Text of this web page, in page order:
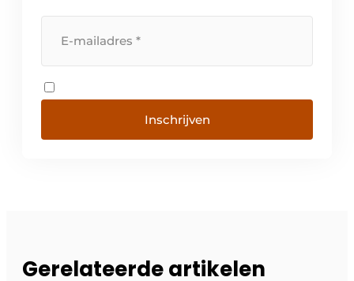
Inschrijven
Gerelateerde artikelen